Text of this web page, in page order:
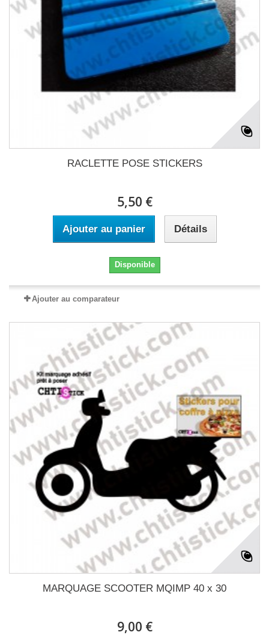
RACLETTE POSE STICKERS
5,50 €
Ajouter au panier Détails
Disponible
Ajouter au comparateur
MARQUAGE SCOOTER MQIMP 40 x 30
9,00 €